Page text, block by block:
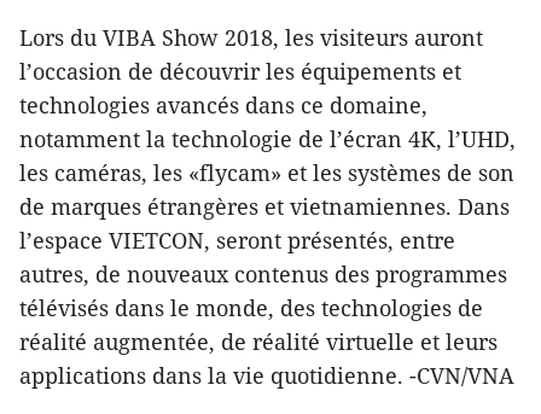
Lors du VIBA Show 2018, les visiteurs auront
l’occasion de découvrir les équipements et
technologies avancés dans ce domaine,
notamment la technologie de l’écran 4K, l’UHD,
les caméras, les «flycam» et les systèmes de son
de marques étrangères et vietnamiennes. Dans
l’espace VIETCON, seront présentés, entre
autres, de nouveaux contenus des programmes
télévisés dans le monde, des technologies de
réalité augmentée, de réalité virtuelle et leurs
applications dans la vie quotidienne. -CVN/VNA